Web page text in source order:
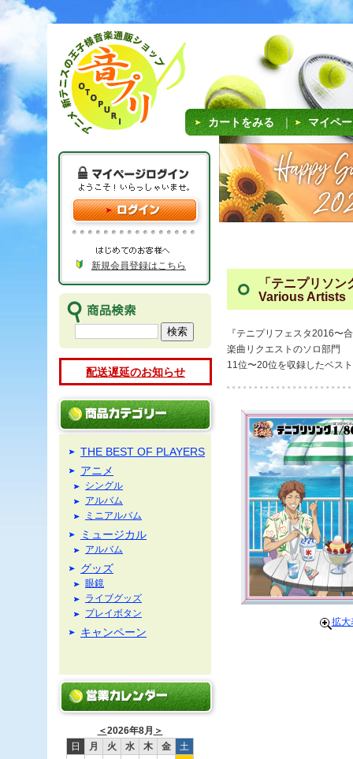
カートをみる ｜ マイペ
新規会員登録はこちら
配送遅延のお知らせ
THE BEST OF PLAYERS
アニメ
シングル
アルバム
ミニアルバム
ミュージカル
アルバム
グッズ
眼鏡
ライブグッズ
プレイボタン
キャンペーン
＜2026年8月 ＞
日
月 火 水 木 金
土
「テニプリソ
Various Artists
『テニプリフェスタ2016〜
楽曲リクエストのソロ部門
11位〜20位を収録したベス
拡大